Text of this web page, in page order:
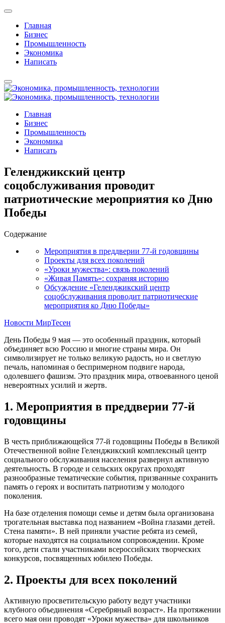
Главная
Бизнес
Промышленность
Экономика
Написать
Главная
Бизнес
Промышленность
Экономика
Написать
Геленджикский центр
соцобслуживания проводит
патриотические мероприятия ко Дню
Победы
Содержание
Мероприятия в преддверии 77-й годовщины
Проекты для всех поколений
«Уроки мужества»: связь поколений
«Живая Память»: сохраняя историю
Обсуждение «Геленджикский центр
соцобслуживания проводит патриотические
мероприятия ко Дню Победы»
Новости МирТесен
День Победы 9 мая — это особенный праздник, который
объединяет всю Россию и многие страны мира. Он
символизирует не только великую радость, но и светлую
печаль, напоминая о беспримерном подвиге народа,
одолевшего фашизм. Это праздник мира, отвоеванного ценой
невероятных усилий и жертв.
1. Мероприятия в преддверии 77-й
годовщины
В честь приближающейся 77-й годовщины Победы в Великой
Отечественной войне Геленджикский комплексный центр
социального обслуживания населения развернул активную
деятельность. В городе и сельских округах проходят
разнообразные тематические события, призванные сохранить
память о героях и воспитать патриотизм у молодого
поколения.
На базе отделения помощи семье и детям была организована
трогательная выставка под названием «Война глазами детей.
Стена памяти». В ней приняли участие ребята из семей,
которые находятся на социальном сопровождении. Кроме
того, дети стали участниками всероссийских творческих
конкурсов, посвященных юбилею Победы.
2. Проекты для всех поколений
Активную просветительскую работу ведут участники
клубного объединения «Серебряный возраст». На протяжении
всего мая они проводят «Уроки мужества» для школьников